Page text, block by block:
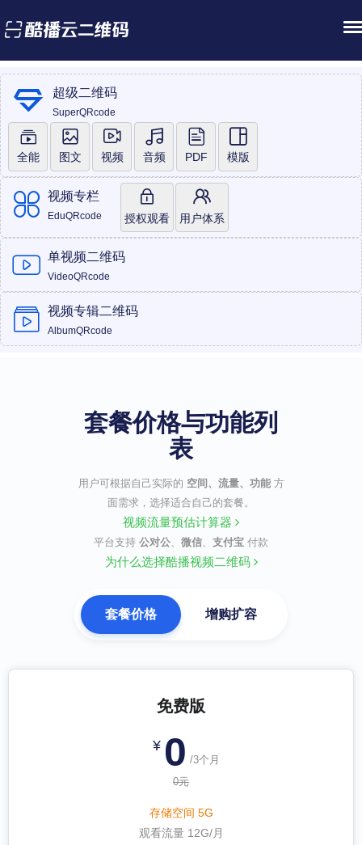
超级二维码
SuperQRcode
全能 图文 视频 音频 PDF 模版
视频专栏
EduQRcode 授权观看 用户体系
单视频二维码
VideoQRcode
视频专辑二维码
AlbumQRcode
套餐价格与功能列
表
用户可根据自己实际的 空间、流量、功能 方
面需求，选择适合自己的套餐。
视频流量预估计算器
平台支持 公对公、 微信、 支付宝 付款
为什么选择酷播视频二维码
套餐价格 增购扩容
免费版
¥ 0/3个月
0元
存储空间 5G
观看流量 12G/月